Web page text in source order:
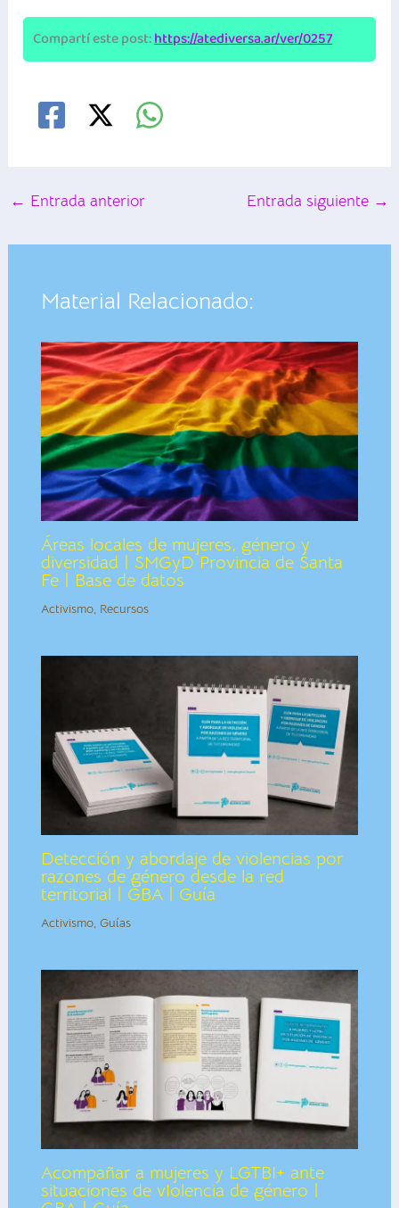
Compartí este post:https://atediversa.ar/ver/0257
← Entrada anterior Entrada siguiente →
Material Relacionado:
Áreas locales de mujeres, género y
diversidad | SMGyD Provincia de Santa
Fe | Base de datos
Activismo, Recursos
Detección y abordaje de violencias por
razones de género desde la red
territorial | GBA | Guía
Activismo, Guías
Acompañar a mujeres y LGTBI+ ante
situaciones de vIolencia de género |